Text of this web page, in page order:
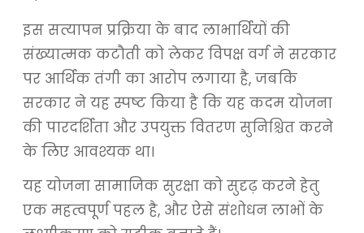
इस सत्यापन प्रक्रिया के बाद लाभार्थियों की
संख्यात्मक कटौती को लेकर विपक्ष वर्ग ने सरकार
पर आर्थिक तंगी का आरोप लगाया है, जबकि
सरकार ने यह स्पष्ट किया है कि यह कदम योजना
की पारदर्शिता और उपयुक्त वितरण सुनिश्चित करने
के लिए आवश्यक था।
यह योजना सामाजिक सुरक्षा को सुदृढ़ करने हेतु
एक महत्वपूर्ण पहल है, और ऐसे संशोधन लाभों के